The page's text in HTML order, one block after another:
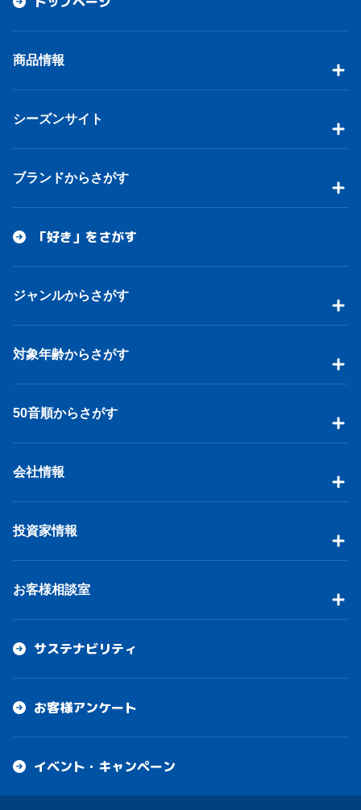
商品情報
シーズンサイト
ブランドからさがす
「好き」をさがす
ジャンルからさがす
対象年齢からさがす
50音順からさがす
会社情報
投資家情報
お客様相談室
サステナビリティ
お客様アンケート
イベント・キャンペーン